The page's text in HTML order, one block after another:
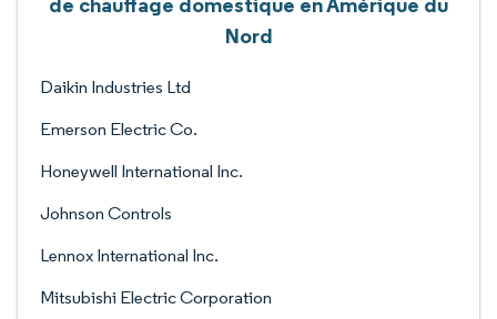
Nord
Daikin Industries Ltd
Emerson Electric Co.
Honeywell International Inc.
Johnson Controls
Lennox International Inc.
Mitsubishi Electric Corporation